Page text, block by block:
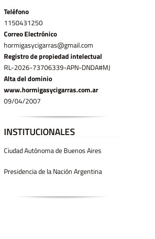
Teléfono
11­50431250
Correo Electrónico
hormigasycigarras@gmail.com
Registro de propiedad intelectual
RL-2026-73706339-APN-DNDA#MJ
Alta del dominio
www.hormigasycigarras.com.ar
09/04/2007
INSTITUCIONALES
Ciudad Autónoma de Buenos Aires
Presidencia de la Nación Argentina